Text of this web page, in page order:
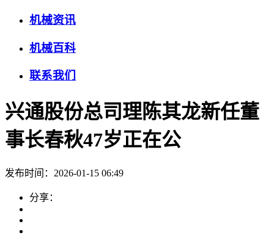
机械资讯
机械百科
联系我们
兴通股份总司理陈其龙新任董
事长春秋47岁正在公
发布时间：2026-01-15 06:49
分享：